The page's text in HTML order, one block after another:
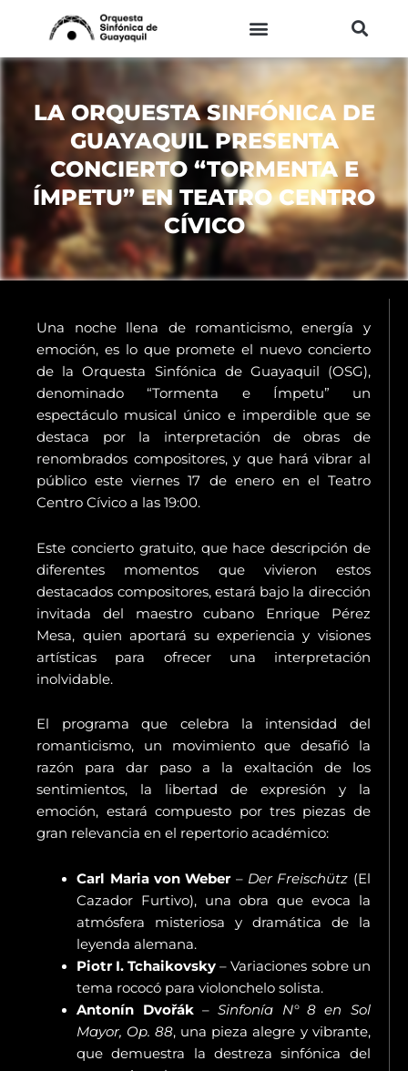
contenido
LA ORQUESTA SINFÓNICA DE
GUAYAQUIL PRESENTA
CONCIERTO “TORMENTA E
ÍMPETU” EN TEATRO CENTRO
CÍVICO
Una noche llena de romanticismo, energía y
emoción, es lo que promete el nuevo concierto
de la Orquesta Sinfónica de Guayaquil (OSG),
denominado “Tormenta e Ímpetu” un
espectáculo musical único e imperdible que se
destaca por la interpretación de obras de
renombrados compositores, y que hará vibrar al
público este viernes 17 de enero en el Teatro
Centro Cívico a las 19:00.
Este concierto gratuito, que hace descripción de
diferentes momentos que vivieron estos
destacados compositores, estará bajo la dirección
invitada del maestro cubano Enrique Pérez
Mesa, quien aportará su experiencia y visiones
artísticas para ofrecer una interpretación
inolvidable.
El programa que celebra la intensidad del
romanticismo, un movimiento que desafió la
razón para dar paso a la exaltación de los
sentimientos, la libertad de expresión y la
emoción, estará compuesto por tres piezas de
gran relevancia en el repertorio académico:
Carl Maria von Weber– Der Freischütz (El
Cazador Furtivo), una obra que evoca la
atmósfera misteriosa y dramática de la
leyenda alemana.
Piotr I. Tchaikovsky – Variaciones sobre un
tema rococó para violonchelo solista.
Antonín Dvořák–Sinfonía N° 8 en Sol
Mayor, Op. 88, una pieza alegre y vibrante,
que demuestra la destreza sinfónica del